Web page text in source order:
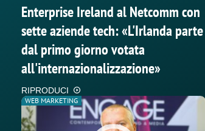
Enterprise Ireland al Netcomm con
sette aziende tech: «L'Irlanda parte
dal primo giorno votata
all'internazionalizzazione»
RIPRODUCI
WEB MARKETING